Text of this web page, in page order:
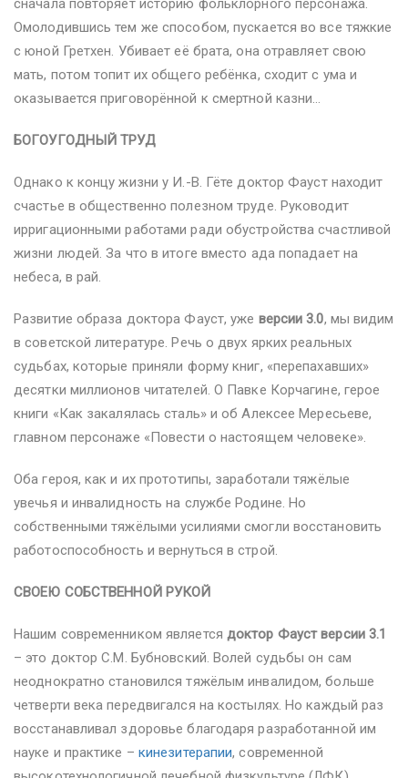
сначала повторяет историю фольклорного персонажа.
Омолодившись тем же способом, пускается во все тяжкие
с юной Гретхен. Убивает её брата, она отравляет свою
мать, потом топит их общего ребёнка, сходит с ума и
оказывается приговорённой к смертной казни…
БОГОУГОДНЫЙ ТРУД
Однако к концу жизни у И.-В. Гёте доктор Фауст находит
счастье в общественно полезном труде. Руководит
ирригационными работами ради обустройства счастливой
жизни людей. За что в итоге вместо ада попадает на
небеса, в рай.
Развитие образа доктора Фауст, уже версии 3.0, мы видим
в советской литературе. Речь о двух ярких реальных
судьбах, которые приняли форму книг, «перепахавших»
десятки миллионов читателей. О Павке Корчагине, герое
книги «Как закалялась сталь» и об Алексее Мересьеве,
главном персонаже «Повести о настоящем человеке».
Оба героя, как и их прототипы, заработали тяжёлые
увечья и инвалидность на службе Родине. Но
собственными тяжёлыми усилиями смогли восстановить
работоспособность и вернуться в строй.
СВОЕЮ СОБСТВЕННОЙ РУКОЙ
Нашим современником является доктор Фауст версии 3.1
– это доктор С.М. Бубновский. Волей судьбы он сам
неоднократно становился тяжёлым инвалидом, больше
четверти века передвигался на костылях. Но каждый раз
восстанавливал здоровье благодаря разработанной им
науке и практике – кинезитерапии, современной